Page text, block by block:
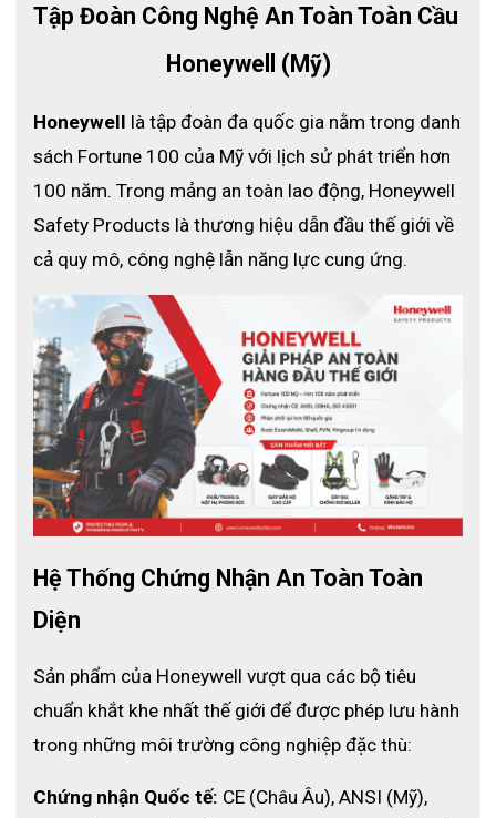
THÔNG SỐ KỸ THUẬT
- Mã sản phẩm Ranger1000
Tập Đoàn Công Nghệ An Toàn Toàn Cầu
Honeywell (Mỹ)
Honeywell là tập đoàn đa quốc gia nằm trong danh
sách Fortune 100 của Mỹ với lịch sử phát triển hơn
100 năm. Trong mảng an toàn lao động, Honeywell
Safety Products là thương hiệu dẫn đầu thế giới về
cả quy mô, công nghệ lẫn năng lực cung ứng.
Hệ Thống Chứng Nhận An Toàn Toàn
Diện
Sản phẩm của Honeywell vượt qua các bộ tiêu
chuẩn khắt khe nhất thế giới để được phép lưu hành
trong những môi trường công nghiệp đặc thù:
Chứng nhận Quốc tế: CE (Châu Âu), ANSI (Mỹ),